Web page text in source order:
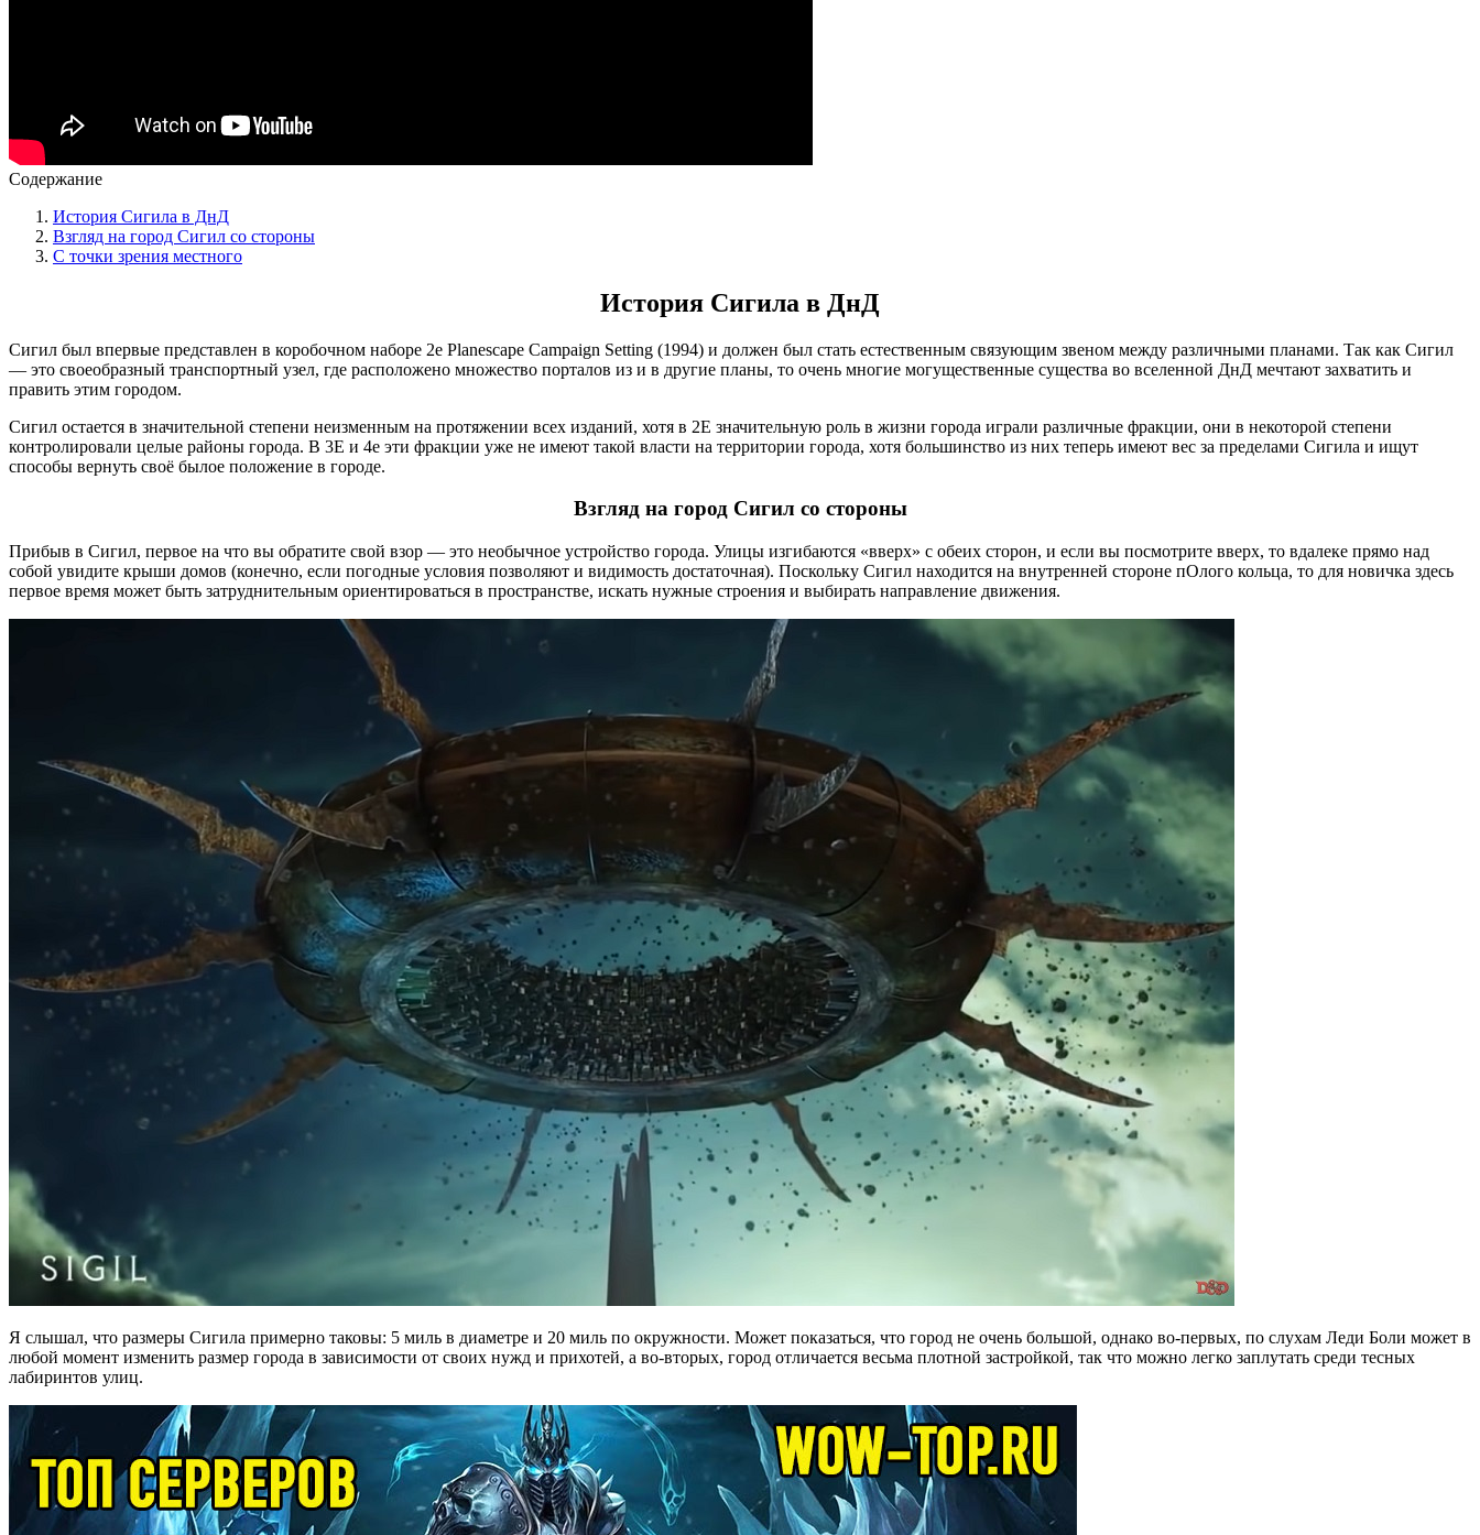
Содержание
История Сигила в ДнД
Взгляд на город Сигил со стороны
С точки зрения местного
История Сигила в ДнД
Сигил был впервые представлен в коробочном наборе 2e Planescape Campaign Setting (1994) и должен был стать естественным связующим звеном между различными планами. Так как Сигил
— это своеобразный транспортный узел, где расположено множество порталов из и в другие планы, то очень многие могущественные существа во вселенной ДнД мечтают захватить и
править этим городом.
Сигил остается в значительной степени неизменным на протяжении всех изданий, хотя в 2E значительную роль в жизни города играли различные фракции, они в некоторой степени
контролировали целые районы города. В 3Е и 4е эти фракции уже не имеют такой власти на территории города, хотя большинство из них теперь имеют вес за пределами Сигила и ищут
способы вернуть своё былое положение в городе.
Взгляд на город Сигил со стороны
Прибыв в Сигил, первое на что вы обратите свой взор — это необычное устройство города. Улицы изгибаются «вверх» с обеих сторон, и если вы посмотрите вверх, то вдалеке прямо над
собой увидите крыши домов (конечно, если погодные условия позволяют и видимость достаточная). Поскольку Сигил находится на внутренней стороне пОлого кольца, то для новичка здесь
первое время может быть затруднительным ориентироваться в пространстве, искать нужные строения и выбирать направление движения.
Я слышал, что размеры Сигила примерно таковы: 5 миль в диаметре и 20 миль по окружности. Может показаться, что город не очень большой, однако во-первых, по слухам Леди Боли может в
любой момент изменить размер города в зависимости от своих нужд и прихотей, а во-вторых, город отличается весьма плотной застройкой, так что можно легко заплутать среди тесных
лабиринтов улиц.